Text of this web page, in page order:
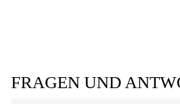
FRAGEN UND